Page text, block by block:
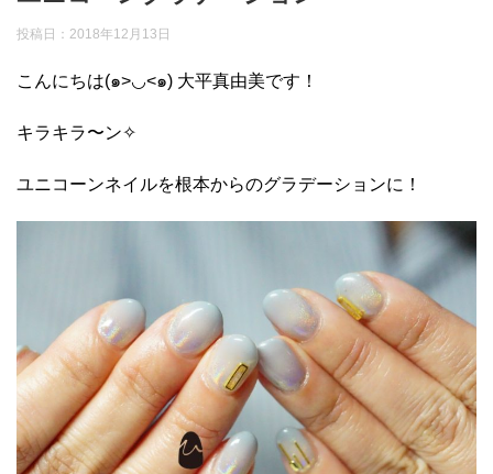
投稿日： 2018年12月13日
こんにちは(๑>◡<๑) 大平真由美です！
キラキラ〜ン✧
ユニコーンネイルを根本からのグラデーションに！